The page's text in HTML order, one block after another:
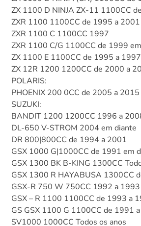
ZX 1100 D NINJA ZX-11 1100CC
ZXR 1100 1100CC de 1995 a 2001
ZXR 1100 C 1100CC 1997
ZXR 1100 C/G 1100CC de 1999
ZX 1100 E 1100CC de 1995 a 1997
ZX 12R 1200 1200CC de 2000 a
POLARIS:
PHOENIX 200 0CC de 2005 a 2015
SUZUKI:
BANDIT 1200 1200CC 1996 a
DL-650 V-STROM 2004 em diante
DR 800|800CC de 1994 a 2001
GSX 1000 G|1000CC de 1991 em
GSX 1300 BK B-KING 1300CC
GSX 1300 R HAYABUSA 1300CC
GSX-R 750 W 750CC 1992 a 1993
GSX – R 1100 1100CC de 1993 a
GS GSX 1100 G 1100CC de 1991
SV1000 1000CC Todos os anos